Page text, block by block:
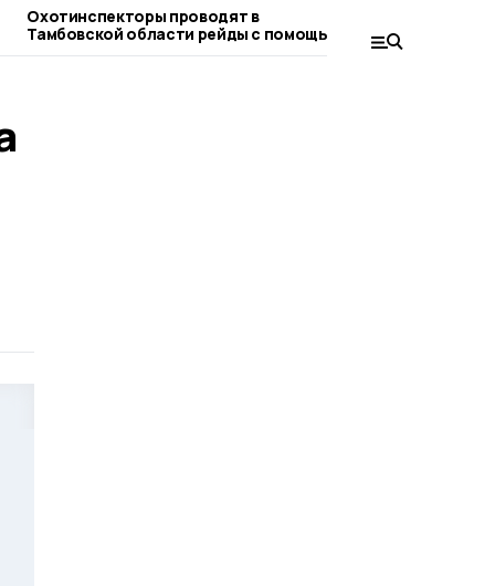
Охотинспекторы проводят в
Тамбовской области рейды с помощью
БПЛА
расчистку